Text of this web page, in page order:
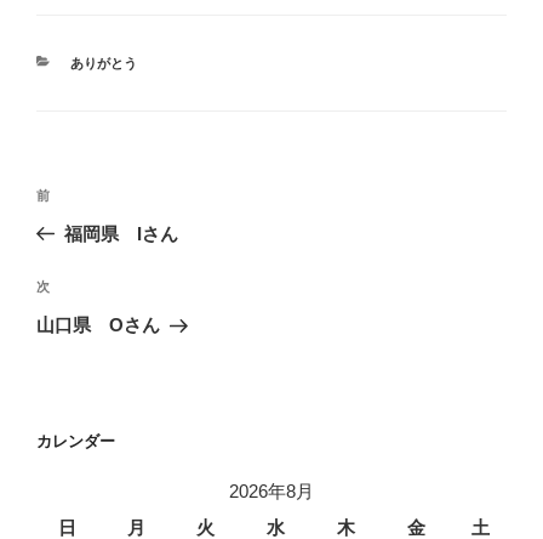
カ
ありがとう
投
ビ
ゲ
ン
前
の
稿
前
福岡県 Iさん
次
の
次
山口県 Oさん
カレンダー
2026年8月
日
月 火 水 木 金 土